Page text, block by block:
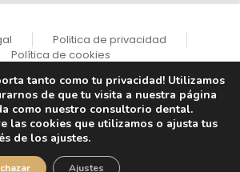
y Estético Dres. Pampols y Brotons
Politica de privacidad
Política de cookies
tanto como tu privacidad! Utilizamos
de que tu visita a nuestra página
como nuestro consultorio dental.
las cookies que utilizamos o ajusta tus
de los ajustes.
Ajustes